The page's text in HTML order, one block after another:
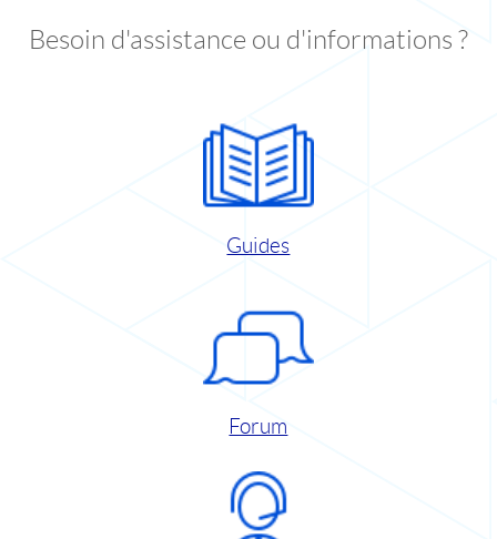
Besoin d'assistance ou d'informations ?
Guides
Forum